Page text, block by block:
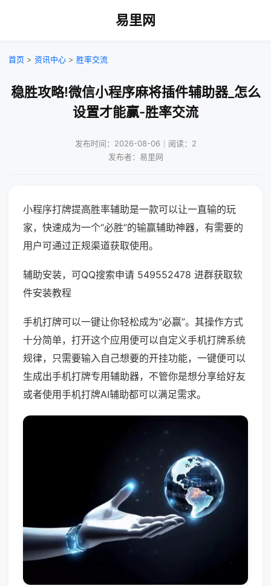
易里网
首页 > 资讯中心 > 胜率交流
稳胜攻略!微信小程序麻将插件辅助器_怎么
设置才能赢-胜率交流
发布时间：2026-08-06｜阅读：2
发布者：易里网
小程序打牌提高胜率辅助是一款可以让一直输的玩
家，快速成为一个“必胜”的输赢辅助神器，有需要的
用户可通过正规渠道获取使用。
辅助安装，可QQ搜索申请 549552478 进群获取软
件安装教程
手机打牌可以一键让你轻松成为“必赢”。其操作方式
十分简单，打开这个应用便可以自定义手机打牌系统
规律，只需要输入自己想要的开挂功能，一键便可以
生成出手机打牌专用辅助器，不管你是想分享给好友
或者使用手机打牌AI辅助都可以满足需求。